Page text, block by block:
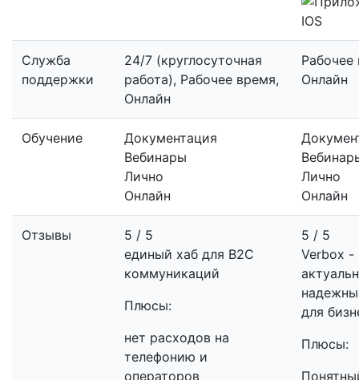
Служба
поддержки
24/7 (круглосуточная
работа), Рабочее время,
Онлайн
Рабочее
Онлайн
Обучение
Документация
Вебинары
Лично
Онлайн
Лично
Онлайн
Отзывы
5 / 5
единый хаб для B2C
коммуникаций
Плюсы:
нет расходов на
телефонию и
операторов
5 / 5
Verbox -
для
Плюсы: